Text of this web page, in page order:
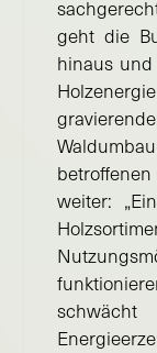
geht die
hinaus
betroffenen
weiter: